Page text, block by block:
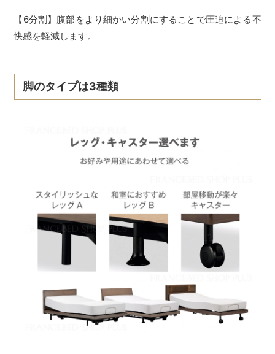
【6分割】腹部をより細かい分割にすることで圧迫による不
快感を軽減します。
脚のタイプは3種類